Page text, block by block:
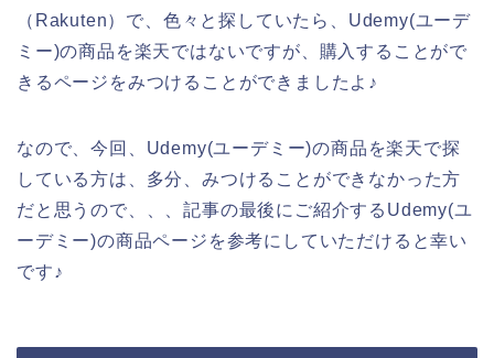
（Rakuten）で、色々と探していたら、Udemy(ユーデ
ミー)の商品を楽天ではないですが、購入することがで
きるページをみつけることができましたよ♪
なので、今回、Udemy(ユーデミー)の商品を楽天で探
している方は、多分、みつけることができなかった方
だと思うので、、、記事の最後にご紹介するUdemy(ユ
ーデミー)の商品ページを参考にしていただけると幸い
です♪